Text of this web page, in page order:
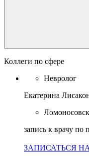
Коллеги по сфере
Невролог
Екатерина
запись к врачу по
ЗАПИСАТЬСЯ